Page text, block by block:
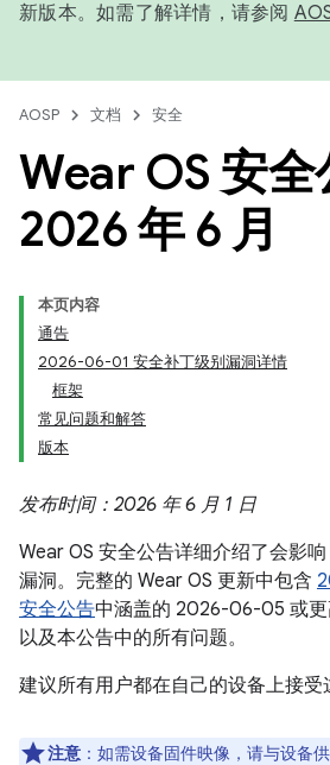
新版本。如需了解详情，请参阅
AOSP 文档 安全
Wear OS 安全
2026 年 6 月
本页内容
通告
2026-06-01 安全补丁级别漏洞详情
框架
常见问题和解答
版本
发布时间：2026 年 6 月 1 日
Wear OS 安全公告详细介绍了会影
漏洞。完整的 Wear OS 更新中包含
安全公告中涵盖的 2026-06-05 或更
以及本公告中的所有问题。
建议所有用户都在自己的设备上接受
注意 ：如需设备固件映像，请与设备供